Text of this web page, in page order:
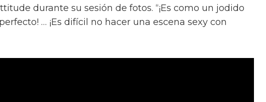
durante su sesión de fotos. “¡Es como un jodido
… ¡Es difícil no hacer una escena sexy con